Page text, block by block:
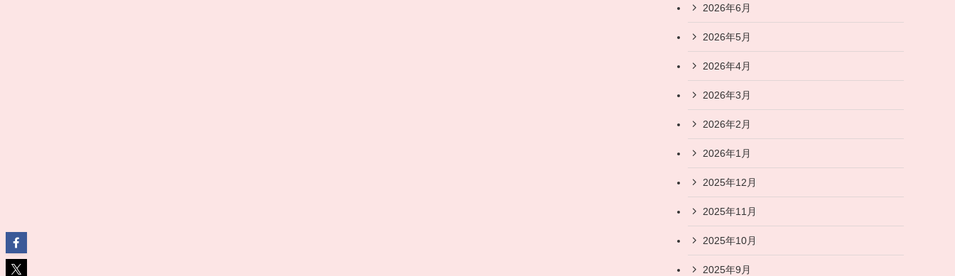
2026年6月
2026年5月
2026年4月
2026年3月
2026年2月
2026年1月
2025年12月
2025年11月
2025年10月
2025年9月